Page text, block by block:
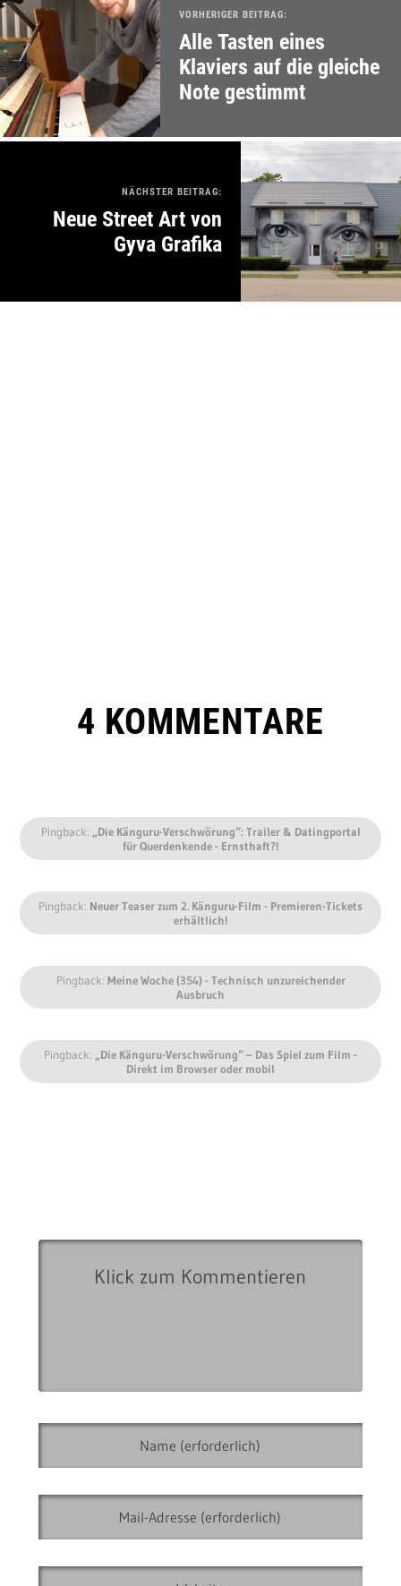
VORHERIGER BEITRAG:
Alle Tasten eines
Klaviers auf die gleiche
Note gestimmt
NÄCHSTER BEITRAG:
Neue Street Art von
Gyva Grafika
4 KOMMENTARE
Pingback: „Die Känguru-Verschwörung“: Trailer & Datingportal
für Querdenkende - Ernsthaft?!
Pingback: Neuer Teaser zum 2. Känguru-Film - Premieren-Tickets
erhältlich!
Pingback: Meine Woche (354) - Technisch unzureichender
Ausbruch
Pingback: „Die Känguru-Verschwörung“ – Das Spiel zum Film -
Direkt im Browser oder mobil